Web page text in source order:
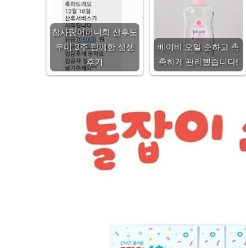
참사랑어머니회 산후도
우미 3주 함께한 생생
후기
베이비 오일 순하고 촉
촉하게 관리했습니다!